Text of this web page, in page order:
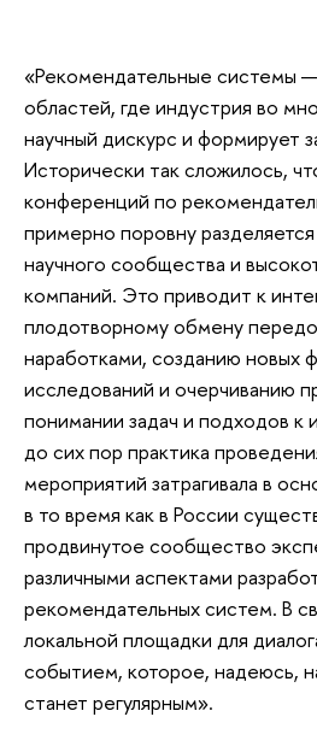
«Рекомендательные системы
областей, где индустрия во
научный дискурс и формирует
Исторически так сложилось,
конференций по
примерно поровну
научного сообщества и
компаний. Это приводит к
плодотворному обмену
наработками, созданию новых
исследований и очерчиванию
понимании задач и подходов
до сих пор практика
мероприятий затрагивала в
в то время как в России
продвинутое сообщество
различными аспектами
рекомендательных систем. В
локальной площадки для
событием, которое, надеюсь,
станет регулярным».